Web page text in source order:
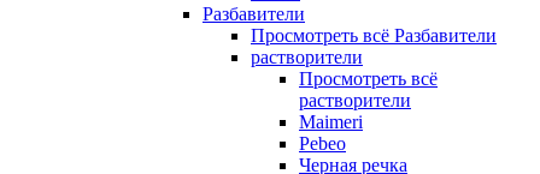
Разбавители
Просмотреть всё Разбавители
растворители
Просмотреть всё
растворители
Maimeri
Pebeo
Черная речка